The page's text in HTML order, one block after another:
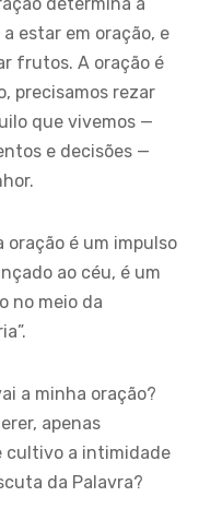
estar em oração, e
frutos. A oração é
precisamos rezar
que vivemos —
e decisões —
oração é um impulso
ao céu, é um
no meio da
a minha oração?
apenas
cultivo a intimidade
da Palavra?